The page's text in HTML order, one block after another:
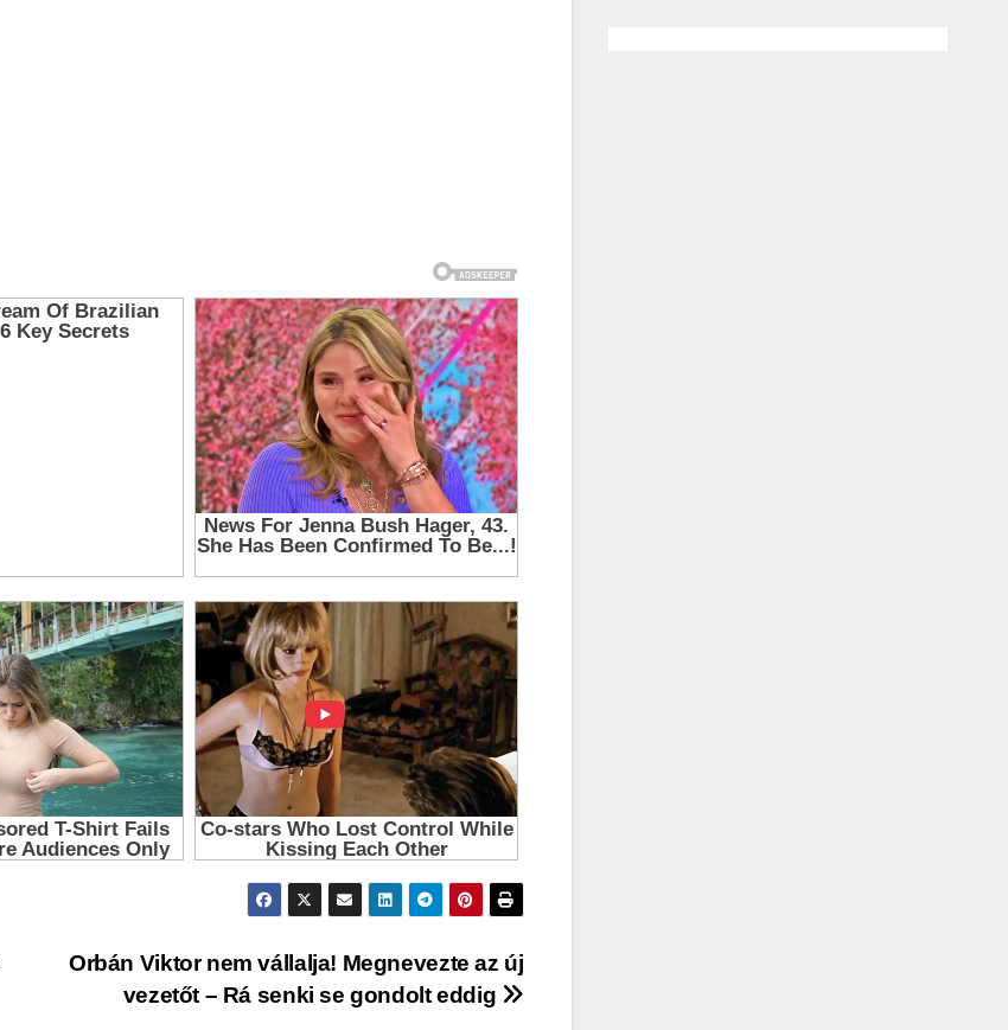
Orbán Viktor nem vállalja! Megnevezte az új
vezetőt – Rá senki se gondolt eddig